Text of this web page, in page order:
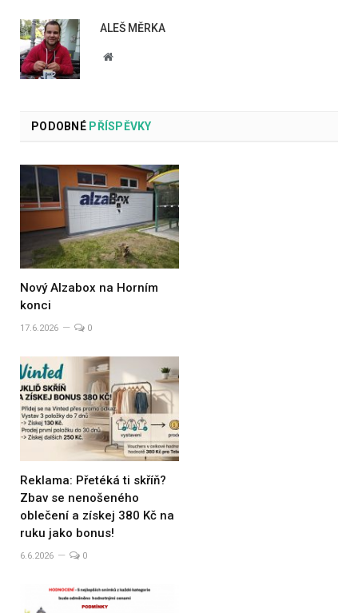
ALEŠ MĚRKA
Website
PODOBNÉPŘÍSPĚVKY
Nový Alzabox na Horním
konci
17.6.2026 0
Reklama: Přetéká ti skříň?
Zbav se nenošeného
oblečení a získej 380 Kč na
ruku jako bonus!
6.6.2026 0